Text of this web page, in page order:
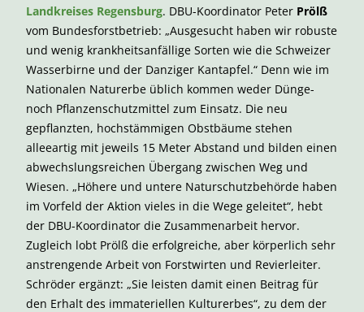
Landkreises Regensburg. DBU-Koordinator Peter Prölß
vom Bundesforstbetrieb: „Ausgesucht haben wir robuste
und wenig krankheitsanfällige Sorten wie die Schweizer
Wasserbirne und der Danziger Kantapfel.“ Denn wie im
Nationalen Naturerbe üblich kommen weder Dünge-
noch Pflanzenschutzmittel zum Einsatz. Die neu
gepflanzten, hochstämmigen Obstbäume stehen
alleeartig mit jeweils 15 Meter Abstand und bilden einen
abwechslungsreichen Übergang zwischen Weg und
Wiesen. „Höhere und untere Naturschutzbehörde haben
im Vorfeld der Aktion vieles in die Wege geleitet“, hebt
der DBU-Koordinator die Zusammenarbeit hervor.
Zugleich lobt Prölß die erfolgreiche, aber körperlich sehr
anstrengende Arbeit von Forstwirten und Revierleiter.
Schröder ergänzt: „Sie leisten damit einen Beitrag für
den Erhalt des immateriellen Kulturerbes“, zu dem der